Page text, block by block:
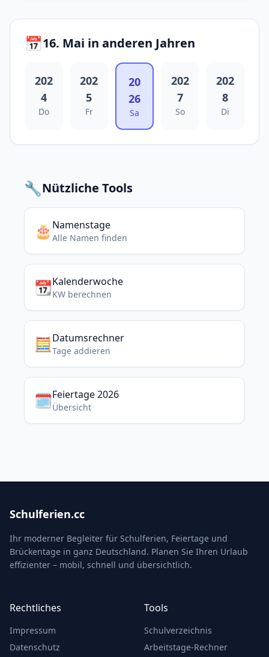
📅16. Mai in anderen Jahren
202
4
Do
202
5
Fr
20
26
Sa
202
7
So
202
8
Di
🔧Nützliche Tools
🎂 Namenstage
Alle Namen finden
📆Kalenderwoche
KW berechnen
🧮Datumsrechner
Tage addieren
🗓️Feiertage 2026
Übersicht
Schulferien.cc
Ihr moderner Begleiter für Schulferien, Feiertage und
Brückentage in ganz Deutschland. Planen Sie Ihren Urlaub
effizienter – mobil, schnell und übersichtlich.
Rechtliches
Impressum
Datenschutz
Tools
Schulverzeichnis
Arbeitstage-Rechner